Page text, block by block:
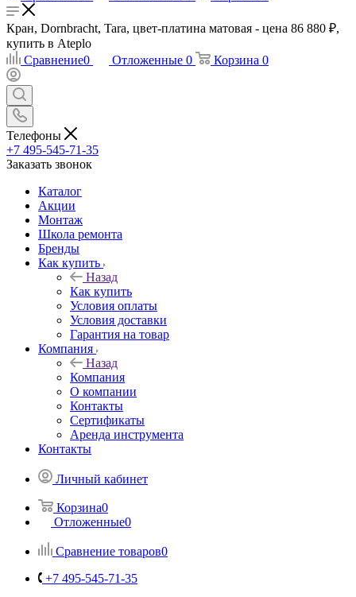
Кран, Dornbracht, Tara, цвет-платина матовая - цена 86 880 ₽,
купить в Ateplo
Сравнение0 Отложенные 0 Корзина 0
Телефоны
+7 495-545-71-35
Заказать звонок
Каталог
Акции
Монтаж
Школа ремонта
Бренды
Как купить
Назад
Как купить
Условия оплаты
Условия доставки
Гарантия на товар
Компания
Назад
Компания
О компании
Контакты
Сертификаты
Аренда инструмента
Контакты
Личный кабинет
Корзина0
Отложенные0
Сравнение товаров0
+7 495-545-71-35